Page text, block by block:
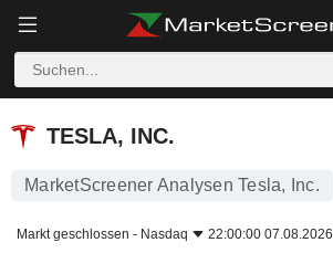
TESLA, INC.
TESLA, INC.
MarketScreener Analysen Tesla, Inc.
Markt geschlossen - Nasdaq 22:00:00 07.08.2026